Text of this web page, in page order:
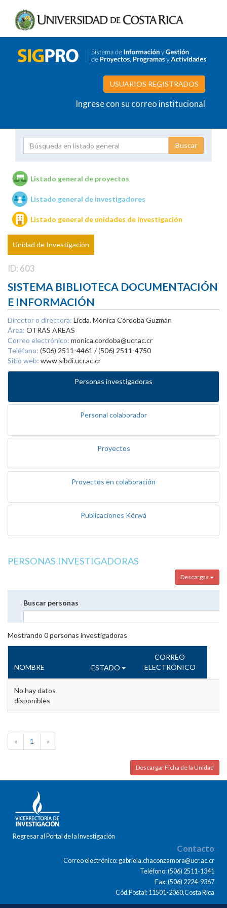
USUARIOS REGISTRADOS
Ingrese con su correo institucional
Unidades de investigación
Listado general de proyectos
Listado general de investigadores
Listado general de unidades de investigación
Unidad de Investigación
ID: 603
SISTEMA BIBLIOTECA DOCUMENTACIÓN
E INFORMACIÓN
Director o directora: Licda. Mónica Córdoba Guzmán
Área: OTRAS AREAS
Correo electrónico: monica.cordoba@ucr.ac.cr
Teléfono: (506) 2511-4461 / (506) 2511-4750
Sitio web: www.sibdi.ucr.ac.cr
Personas investigadoras
Personal colaborador
Proyectos
Proyectos en colaboración
Publicaciones Kérwá
PERSONAS INVESTIGADORAS
Descargas
Buscar personas
Mostrando 0personas investigadoras
NOMBRE ESTADO
CORREO
ELECTRÓNICO
No hay datos
disponibles
« 1 »
Descargar Ficha de la Unidad
Regresar al Portal de la Investigación
Contacto
Correo electrónico: gabriela.chaconzamora@ucr.ac.cr
Teléfono: (506) 2511-1341
Fax: (506) 2224-9367
Cód.Postal: 11501-2060,Costa Rica